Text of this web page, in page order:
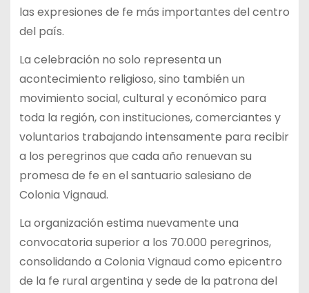
las expresiones de fe más importantes del centro
del país.
La celebración no solo representa un
acontecimiento religioso, sino también un
movimiento social, cultural y económico para
toda la región, con instituciones, comerciantes y
voluntarios trabajando intensamente para recibir
a los peregrinos que cada año renuevan su
promesa de fe en el santuario salesiano de
Colonia Vignaud.
La organización estima nuevamente una
convocatoria superior a los 70.000 peregrinos,
consolidando a Colonia Vignaud como epicentro
de la fe rural argentina y sede de la patrona del